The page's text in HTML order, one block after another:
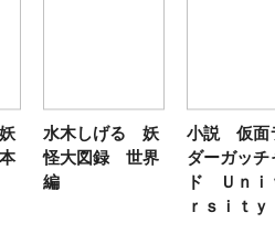
水木しげる 妖
怪大図録 世界
編
小説 仮面
ダーガッチ
ド Ｕｎｉ
ｒｓｉｔｙ